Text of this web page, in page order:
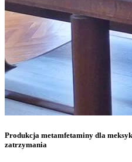
Produkcja metamfetaminy dla
zatrzymania